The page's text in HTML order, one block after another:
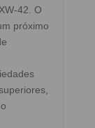
42. O
próximo